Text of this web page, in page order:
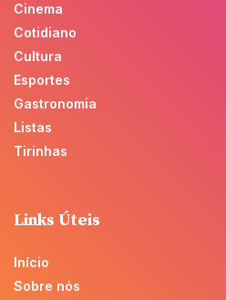
Cinema
Cotidiano
Cultura
Esportes
Gastronomia
Listas
Tirinhas
Links Úteis
Início
Sobre nós